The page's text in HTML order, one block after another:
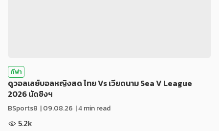
กีฬา
ดูวอลเลย์บอลหญิงสด ไทย Vs เวียดนาม Sea V League
2026 นัดชิงฯ
BSports8 |09.08.26 | 4 min read
5.2k